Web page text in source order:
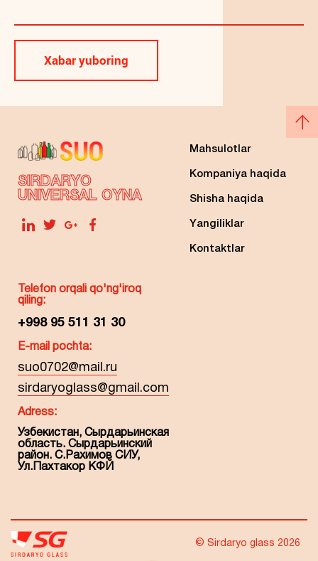
Xabar yuboring
SIRDARYO
UNIVERSAL OYNA
Mahsulotlar
Kompaniya haqida
Shisha haqida
Yangiliklar
Kontaktlar
Telefon orqali qo'ng'iroq
qiling:
+998 95 511 31 30
E-mail pochta:
suo0702@mail.ru
sirdaryoglass@gmail.com
Adress:
Узбекистан, Сырдарьинская
область. Сырдарьинский
район. С.Рахимов СИУ,
Ул.Пахтакор КФЙ
© Sirdaryo glass 2026